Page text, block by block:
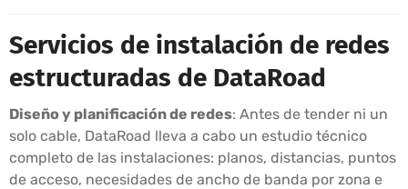
Servicios de instalación de redes
estructuradas de DataRoad
Diseño y planificación de redes: Antes de tender ni un
solo cable, DataRoad lleva a cabo un estudio técnico
completo de las instalaciones: planos, distancias, puntos
de acceso, necesidades de ancho de banda por zona e